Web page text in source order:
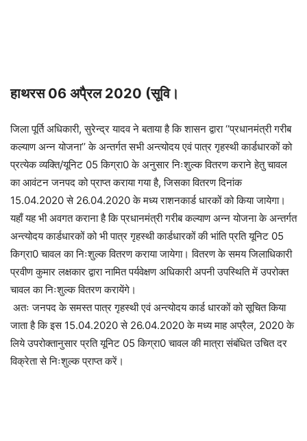
हाथरस 06 अपै्रल 2020 (सूवि।
जिला पूर्ति अधिकारी, सुरेन्द्र यादव ने बताया है कि शासन द्वारा ‘‘प्रधानमंत्री गरीब
कल्याण अन्न योजना’’ के अन्तर्गत सभी अन्त्योदय एवं पात्र गृहस्थी कार्डधारकों को
प्रत्येक व्यक्ति/यूनिट 05 किग्रा0 के अनुसार निःशुल्क वितरण कराने हेतु चावल
का आवंटन जनपद को प्राप्त कराया गया है, जिसका वितरण दिनांक
15.04.2020 से 26.04.2020 के मध्य राशनकार्ड धारकों को किया जायेगा।
यहाँ यह भी अवगत कराना है कि प्रधानमंत्री गरीब कल्याण अन्न योजना के अन्तर्गत
अन्त्योदय कार्डधारकों को भी पात्र गृहस्थी कार्डधारकों की भांति प्रति यूनिट 05
किग्रा0 चावल का निःशुल्क वितरण कराया जायेगा। वितरण के समय जिलाधिकारी
प्रवीण कुमार लक्षकार द्वारा नामित पर्यवेक्षण अधिकारी अपनी उपस्थिति में उपरोक्त
चावल का निःशुल्क वितरण करायेंगे।
अतः जनपद के समस्त पात्र गृहस्थी एवं अन्त्योदय कार्ड धारकों को सूचित किया
जाता है कि इस 15.04.2020 से 26.04.2020 के मध्य माह अप्रैल, 2020 के
लिये उपरोक्तानुसार प्रति यूनिट 05 किग्रा0 चावल की मात्रा संबंधित उचित दर
विक्रेता से निःशुल्क प्राप्त करें।